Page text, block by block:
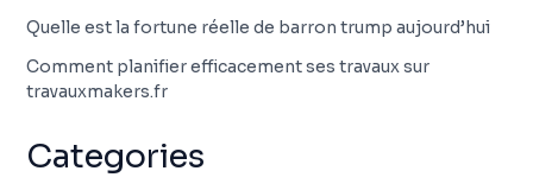
Quelle est la fortune réelle de barron trump aujourd’hui
Comment planifier efficacement ses travaux sur
travauxmakers.fr
Categories